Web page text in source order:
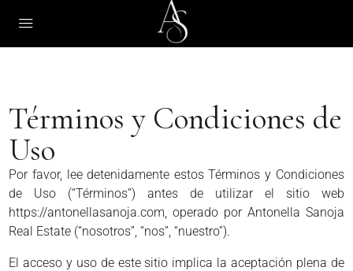
Términos y Condiciones de
Uso
Por favor, lee detenidamente estos Términos y Condiciones
de Uso (“Términos”) antes de utilizar el sitio web
https://antonellasanoja.com, operado por Antonella Sanoja
Real Estate (“nosotros”, “nos”, “nuestro”).
El acceso y uso de este sitio implica la aceptación plena de